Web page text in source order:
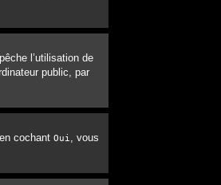
l’utilisation de
public, par
cochant Oui , vous